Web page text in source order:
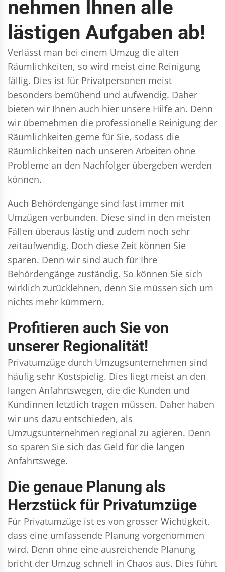
nehmen Ihnen alle
lästigen Aufgaben ab!
Verlässt man bei einem Umzug die alten
Räumlichkeiten, so wird meist eine Reinigung
fällig. Dies ist für Privatpersonen meist
besonders bemühend und aufwendig. Daher
bieten wir Ihnen auch hier unsere Hilfe an. Denn
wir übernehmen die professionelle Reinigung der
Räumlichkeiten gerne für Sie, sodass die
Räumlichkeiten nach unseren Arbeiten ohne
Probleme an den Nachfolger übergeben werden
können.
Auch Behördengänge sind fast immer mit
Umzügen verbunden. Diese sind in den meisten
Fällen überaus lästig und zudem noch sehr
zeitaufwendig. Doch diese Zeit können Sie
sparen. Denn wir sind auch für Ihre
Behördengänge zuständig. So können Sie sich
wirklich zurücklehnen, denn Sie müssen sich um
nichts mehr kümmern.
Profitieren auch Sie von
unserer Regionalität!
Privatumzüge durch Umzugsunternehmen sind
häufig sehr Kostspielig. Dies liegt meist an den
langen Anfahrtswegen, die die Kunden und
Kundinnen letztlich tragen müssen. Daher haben
wir uns dazu entschieden, als
Umzugsunternehmen regional zu agieren. Denn
so sparen Sie sich das Geld für die langen
Anfahrtswege.
Die genaue Planung als
Herzstück für Privatumzüge
Für Privatumzüge ist es von grosser Wichtigkeit,
dass eine umfassende Planung vorgenommen
wird. Denn ohne eine ausreichende Planung
bricht der Umzug schnell in Chaos aus. Dies führt